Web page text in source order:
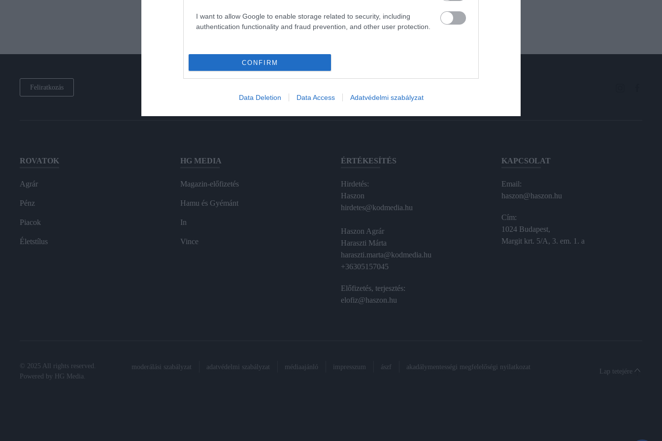
I want to allow Google to enable storage related to security, including
authentication functionality and fraud prevention, and other user protection.
CONFIRM
Data Deletion Data Access Adatvédelmi szabályzat
Feliratkozás
ROVATOK
Agrár
Pénz
Piacok
Életstílus
HG MEDIA
Magazin-előfizetés
Hamu és Gyémánt
In
Vince
ÉRTÉKESÍTÉS
Hirdetés:
Haszon
hirdetes@kodmedia.hu
Haszon Agrár
Haraszti Márta
haraszti.marta@kodmedia.hu
+36305157045
Előfizetés, terjesztés:
elofiz@haszon.hu
KAPCSOLAT
Email:
haszon@haszon.hu
Cím:
1024 Budapest,
Margit krt. 5/A, 3. em. 1. a
© 2025 All rights reserved.
Powered by
HG Media.
moderálási szabályzat adatvédelmi szabályzat médiaajánló impresszum ászf akadálymentességi megfelelőségi nyilatkozat
Lap tetejére